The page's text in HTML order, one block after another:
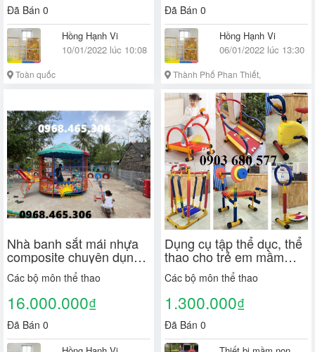
Đã Bán 0
Hồng Hạnh Vi
10/01/2022 lúc 10:08
Toàn quốc
Đã Bán 0
Hồng Hạnh Vi
06/01/2022 lúc 13:30
Thành Phố Phan Thiết,
Nhà banh sắt mái nhựa
composite chuyên dụng
ngoài trời
Các bộ môn thể thao
16.000.000₫
Đã Bán 0
Dụng cụ tập thể dục, thể
thao cho trẻ em mầm
non giá rẻ, chất lượng
cao
Các bộ môn thể thao
1.300.000₫
Đã Bán 0